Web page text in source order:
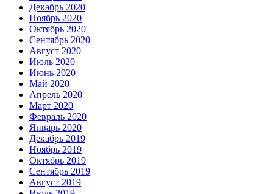
Декабрь 2020
Ноябрь 2020
Октябрь 2020
Сентябрь 2020
Август 2020
Июль 2020
Июнь 2020
Май 2020
Апрель 2020
Март 2020
Февраль 2020
Январь 2020
Декабрь 2019
Ноябрь 2019
Октябрь 2019
Сентябрь 2019
Август 2019